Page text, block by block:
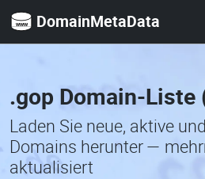
DomainMetaData
.gop Domain-Liste
Laden Sie neue, aktive
Domains herunter —
aktualisiert